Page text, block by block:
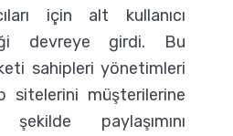
için alt kullanıcı
devreye girdi. Bu
sahipleri yönetimleri
sitelerini müşterilerine
paylaşımını